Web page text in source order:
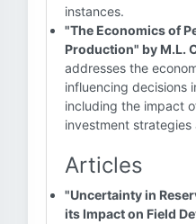
instances.
"The Economics of
Production" by M.L.
addresses the
influencing decisions
including the impact
investment
Articles
"Uncertainty in
its Impact on Field